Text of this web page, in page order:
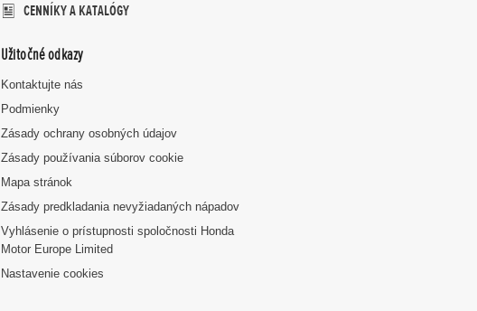
CENNÍKY A KATALÓGY
Užitočné odkazy
Kontaktujte nás
Podmienky
Zásady ochrany osobných údajov
Zásady používania súborov cookie
Mapa stránok
Zásady predkladania nevyžiadaných nápadov
Vyhlásenie o prístupnosti spoločnosti Honda
Motor Europe Limited
Nastavenie cookies